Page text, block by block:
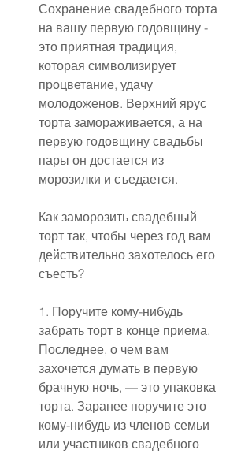
Сохранение свадебного торта
на вашу первую годовщину -
это приятная традиция,
которая символизирует
процветание, удачу
молодоженов. Верхний ярус
торта замораживается, а на
первую годовщину свадьбы
пары он достается из
морозилки и съедается.
Как заморозить свадебный
торт так, чтобы через год вам
действительно захотелось его
съесть?
1. Поручите кому-нибудь
забрать торт в конце приема.
Последнее, о чем вам
захочется думать в первую
брачную ночь, — это упаковка
торта. Заранее поручите это
кому-нибудь из членов семьи
или участников свадебного